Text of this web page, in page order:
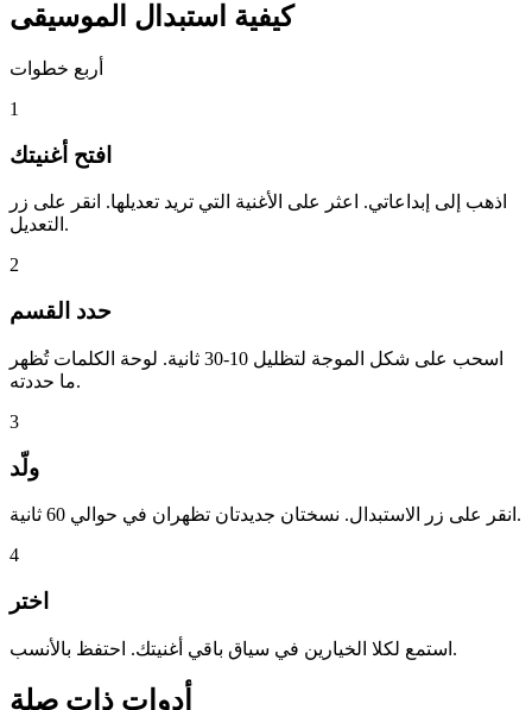
كيفية استبدال الموسيقى
أربع خطوات
1
افتح أغنيتك
اذهب إلى إبداعاتي. اعثر على الأغنية التي تريد تعديلها. انقر على زر
التعديل.
2
حدد القسم
اسحب على شكل الموجة لتظليل 10-30 ثانية. لوحة الكلمات تُظهر
ما حددته.
3
ولّد
انقر على زر الاستبدال. نسختان جديدتان تظهران في حوالي 60 ثانية.
4
اختر
استمع لكلا الخيارين في سياق باقي أغنيتك. احتفظ بالأنسب.
أدوات ذات صلة